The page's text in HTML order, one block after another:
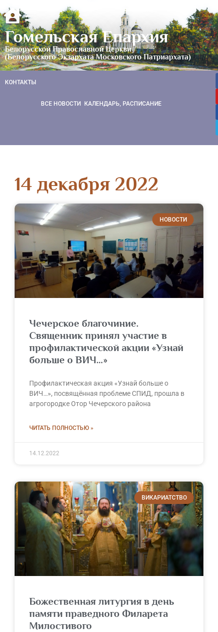
Гомельская Епархия
Белорусской Православной Церкви
(Белорусского Экзархата Московского Патриархата)
КОНТАКТЫ
ВСЕ НОВОСТИ КАЛЕНДАРЬ, РАСПИСАНИЕ
14 декабря 2022
НОВОСТИ
Чечерское благочиние.
Священник принял участие в
профилактической акции «Узнай
больше о ВИЧ…»
Профилактическая акция «Узнай больше о
ВИЧ…», посвящённая проблеме СПИД, прошла в
агрогородке Отор Чечерского района
ЧИТАТЬ ПОЛНОСТЬЮ »
14.12.2022
ВИКАРИАТСТВО
Божественная литургия в день
памяти праведного Филарета
Милостивого